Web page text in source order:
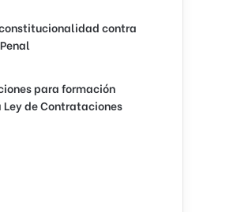
contra
para formación
de Contrataciones